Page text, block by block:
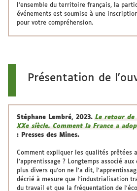
l’ensemble du territoire français, la
événements est soumise à une
pour votre compréhension.
Présentation de
Stéphane Lembré, 2023. Le retour de
XXe siècle. Comment la France a
: Presses des Mines.
Comment expliquer les qualités prêtées
l'apprentissage ? Longtemps associé
plus divers qu'on ne l'a dit,
décrié à mesure que l'industrialisation
du travail et que la fréquentation de